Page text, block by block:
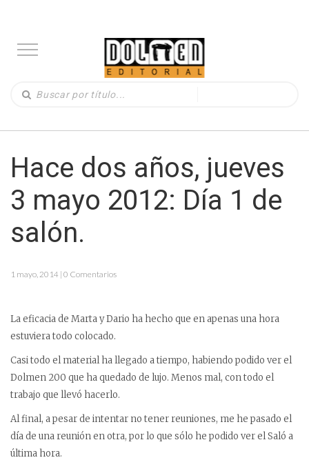
Hace dos años, jueves
3 mayo 2012: Día 1 de
salón.
1 mayo, 2014 | 0 Comentarios
La eficacia de Marta y Dario ha hecho que en apenas una hora
estuviera todo colocado.
Casi todo el material ha llegado a tiempo, habiendo podido ver el
Dolmen 200 que ha quedado de lujo. Menos mal, con todo el
trabajo que llevó hacerlo.
Al final, a pesar de intentar no tener reuniones, me he pasado el
día de una reunión en otra, por lo que sólo he podido ver el Saló a
última hora.